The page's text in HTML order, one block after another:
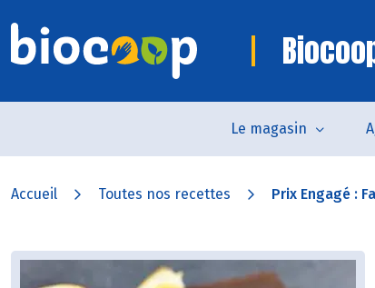
Le magasin
Accueil Toutes nos recettes Prix Engagé :